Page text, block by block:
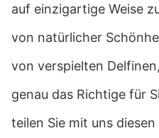
auf einzigartige Weise
von natürlicher
von verspielten
genau das Richtige für
teilen Sie mit uns